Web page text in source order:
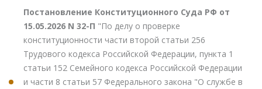
Постановление Конституционного Суда РФ от
15.05.2026 N 32-П "По делу о проверке
конституционности части второй статьи 256
Трудового кодекса Российской Федерации, пункта 1
статьи 152 Семейного кодекса Российской Федерации
и части 8 статьи 57 Федерального закона "О службе в